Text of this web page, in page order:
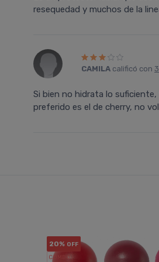
resequedad y muchos de la
CAMILA calificó con
Si bien no hidrata lo
preferido es el de cherry, no
20% OFF
COMBO